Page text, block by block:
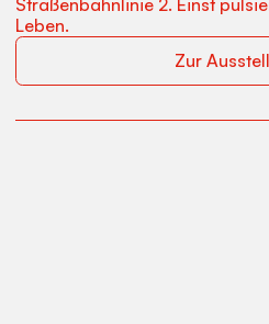
Straßenbahnlinie 2. Einst
Leben.
Zur